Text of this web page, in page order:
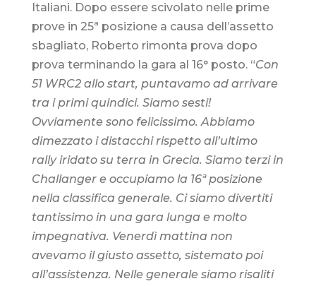
Italiani. Dopo essere scivolato nelle prime
prove in 25ª posizione a causa dell’assetto
sbagliato, Roberto rimonta prova dopo
prova terminando la gara al 16° posto. “Con
51 WRC2 allo start, puntavamo ad arrivare
tra i primi quindici. Siamo sesti!
Ovviamente sono felicissimo. Abbiamo
dimezzato i distacchi rispetto all’ultimo
rally iridato su terra in Grecia. Siamo terzi in
Challanger e occupiamo la 16ª posizione
nella classifica generale. Ci siamo divertiti
tantissimo in una gara lunga e molto
impegnativa. Venerdì mattina non
avevamo il giusto assetto, sistemato poi
all’assistenza. Nelle generale siamo risaliti